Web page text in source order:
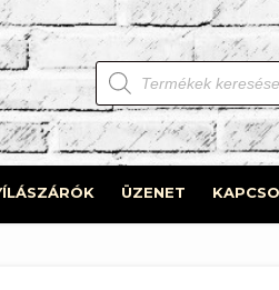
Products
search
ÜZENET